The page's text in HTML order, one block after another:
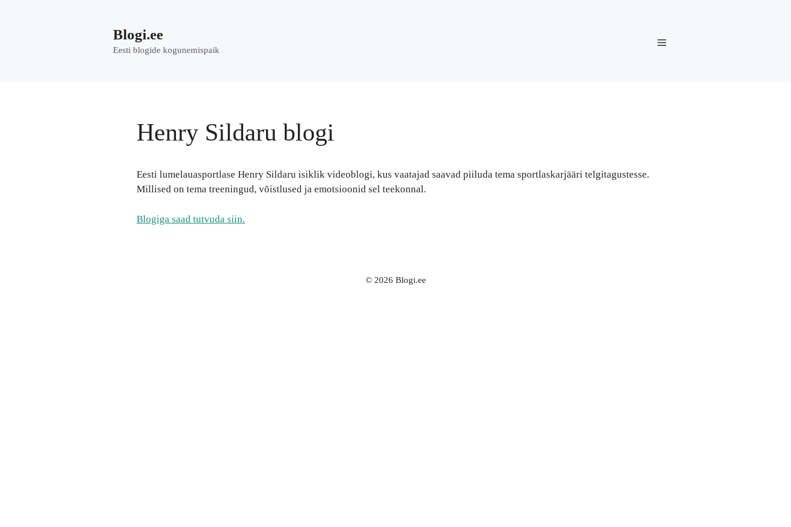
Blogi.ee
Eesti blogide kogunemispaik
Henry Sildaru blogi
Eesti lumelauasportlase Henry Sildaru isiklik videoblogi, kus vaatajad saavad piiluda tema sportlaskarjääri telgitagustesse.
Millised on tema treeningud, võistlused ja emotsioonid sel teekonnal.
Blogiga saad tutvuda siin.
© 2026 Blogi.ee